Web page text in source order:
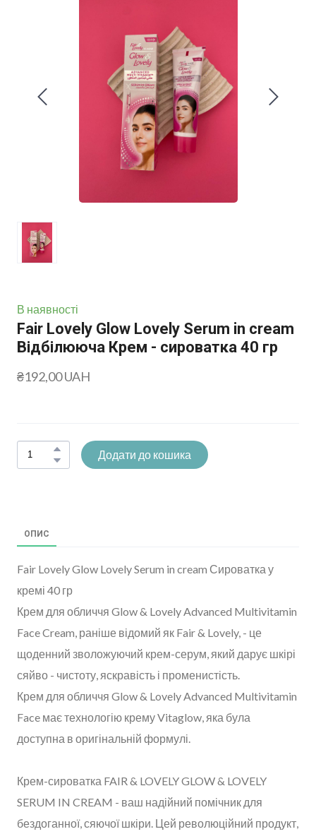
В наявності
Fair Lovely Glow Lovely Serum in cream
Відбілююча Крем - сироватка 40 гр
₴192,00 UAH
Додати до кошика
ОПИС
Fair Lovely Glow Lovely Serum in cream Сироватка у
кремі 40 гр
Крем для обличчя Glow & Lovely Advanced Multivitamin
Face Cream, раніше відомий як Fair & Lovely, - це
щоденний зволожуючий крем-серум, який дарує шкірі
сяйво - чистоту, яскравість і променистість.
Крем для обличчя Glow & Lovely Advanced Multivitamin
Face має технологію крему Vitaglow, яка була
доступна в оригінальній формулі.
Крем-сироватка FAIR & LOVELY GLOW & LOVELY
SERUM IN CREAM - ваш надійний помічник для
бездоганної, сяючої шкіри. Цей революційний продукт,